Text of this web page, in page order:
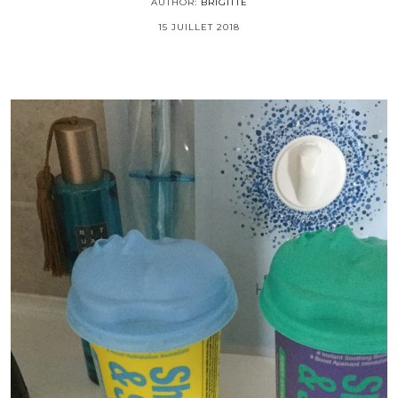
AUTHOR: BRIGITTE
15 JUILLET 2018